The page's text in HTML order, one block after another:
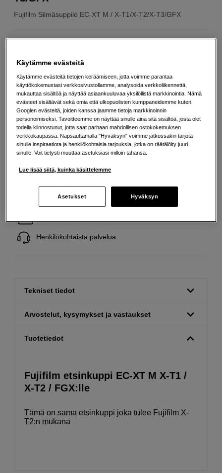
Fujifilm Silmäsuppilo EC-XT M / X-T1/X-T2/X-T3/GFX
Helsingin myymälä
22 EUR
Maksa heti tai jaa useampaan osamaksuun
Määrä
Lisää ostoskoriin
Ilmainen toimitus yli 200 EUR ostoksille
Henkilökohtaista palvelua
Tekniset tiedot
Arvostelut, kysymykset ja vastaukset
Tuotetiedot
Fujifilm etsinkuppi EC-XT M X-T1 /
X-T2 / FGX:lle
Tämä on sama etsinkuppi joka tulee Fujifilm X-
T2:n mukana
Käytämme evästeitä
Käytämme evästeitä tietojen keräämiseen, jotta voimme parantaa
käyttökokemustasi verkkosivustollamme, analysoida verkkoliikennettä,
mukauttaa sisältöä ja näyttää asiaankuuluvaa yksilöllistä markkinointia. Nämä
evästeet sisältävät sekä omia että ulkopuolisten kumppaneidemme kuten
Googlen evästeitä, joiden kanssa jaamme tietoja markkinoinnin
personoimiseksi. Tavoitteemme on näyttää sinulle aina sitä sisältöä, josta olet
todella kiinnostunut, jotta saat parhaan mahdollisen ostokokemuksen
verkkokaupassa. Napsauttamalla "Hyväksyn" voimme jatkossakin tarjota
sinulle inspiraatiota ja henkilökohtaisia tarjouksia, jotka on räätälöity juuri
sinulle. Voit tietysti muuttaa asetuksiasi milloin tahansa.
Lue lisää siitä, kuinka käsittelemme
Asetukset Hyväksyn